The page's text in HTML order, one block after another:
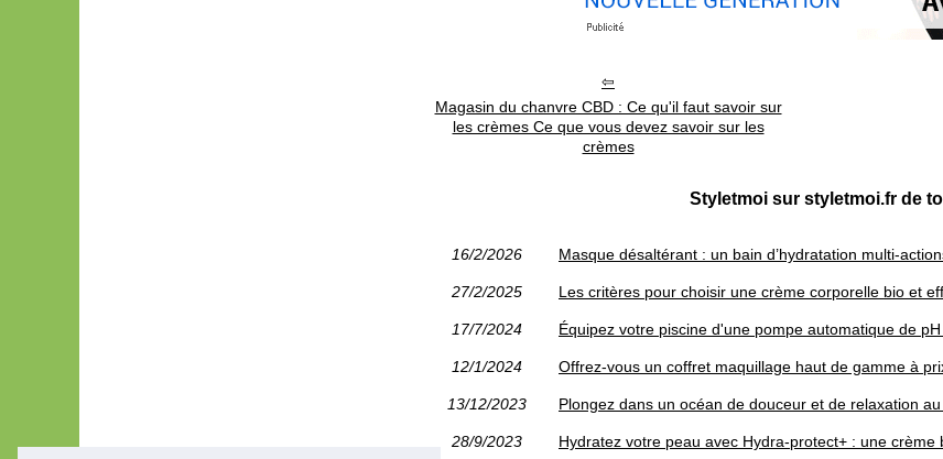
Magasin du chanvre CBD : Ce qu'il faut savoir sur
les crèmes Ce que vous devez savoir sur les
crèmes
Styletmoi sur styletmoi.fr de
16/2/2026 Masque désaltérant : un bain d’hydratation multi-
27/2/2025 Les critères pour choisir une crème corporelle bio et
17/7/2024 Équipez votre piscine d'une pompe automatique de
12/1/2024 Offrez-vous un coffret maquillage haut de gamme à
13/12/2023 Plongez dans un océan de douceur et de relaxation
28/9/2023 Hydratez votre peau avec Hydra-protect+ : une